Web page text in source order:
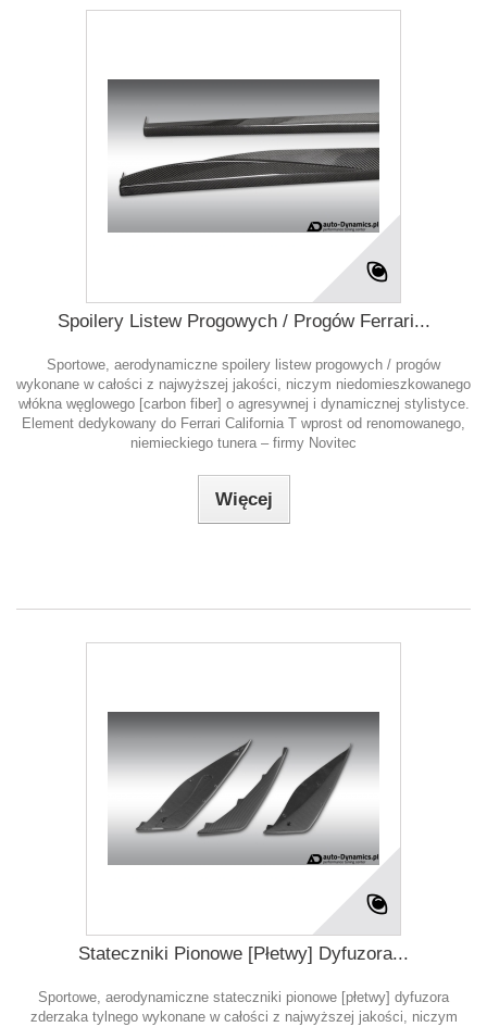
Spoilery Listew Progowych / Progów Ferrari...
Sportowe, aerodynamiczne spoilery listew progowych / progów
wykonane w całości z najwyższej jakości, niczym niedomieszkowanego
włókna węglowego [carbon fiber] o agresywnej i dynamicznej stylistyce.
Element dedykowany do Ferrari California T wprost od renomowanego,
niemieckiego tunera – firmy Novitec
Więcej
Stateczniki Pionowe [Płetwy] Dyfuzora...
Sportowe, aerodynamiczne stateczniki pionowe [płetwy] dyfuzora
zderzaka tylnego wykonane w całości z najwyższej jakości, niczym